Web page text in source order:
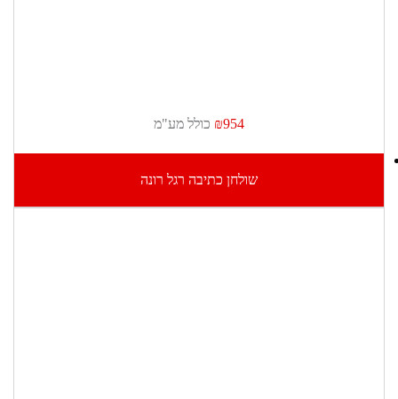
שולחן כתיבה רגל רונה
₪954 כולל מע"מ